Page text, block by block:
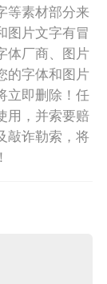
等素材部分来
图片文字有冒
体厂商、图片
的字体和图片
立即删除！任
用，并索要赔
敲诈勒索，将